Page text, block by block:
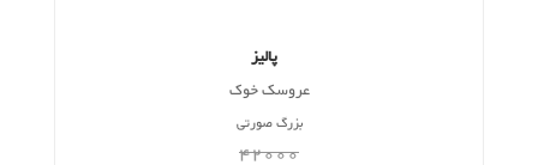
پالیز
عروسک خوک
بزرگ صورتی
42000